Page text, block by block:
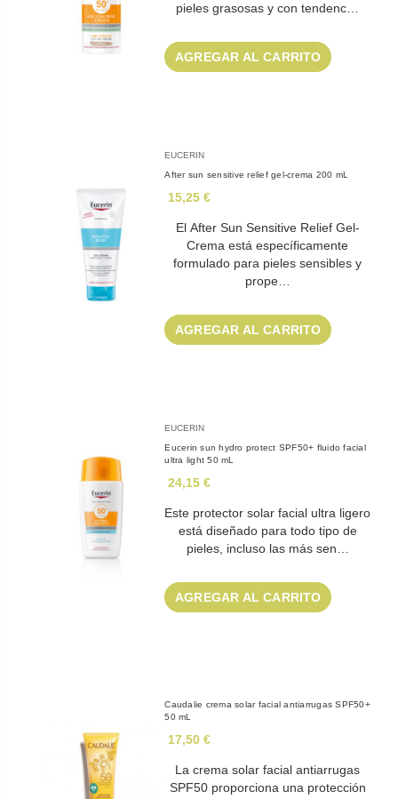
pieles grasosas y con tendenc…
AGREGAR AL CARRITO
EUCERIN
After sun sensitive relief gel-crema 200 mL
15,25 €
El After Sun Sensitive Relief Gel-
Crema está específicamente
formulado para pieles sensibles y
prope…
AGREGAR AL CARRITO
EUCERIN
Eucerin sun hydro protect SPF50+ fluido facial
ultra light 50 mL
24,15 €
Este protector solar facial ultra ligero
está diseñado para todo tipo de
pieles, incluso las más sen…
AGREGAR AL CARRITO
Caudalie crema solar facial antiarrugas SPF50+
50 mL
17,50 €
La crema solar facial antiarrugas
SPF50 proporciona una protección